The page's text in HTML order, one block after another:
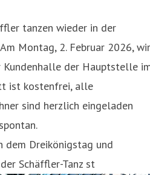
tanzen wieder in der
Montag, 2. Februar 2026,
Kundenhalle der Hauptstelle
ist kostenfrei, alle
sind herzlich eingeladen
dem Dreikönigstag und
Schäffler-Tanz st